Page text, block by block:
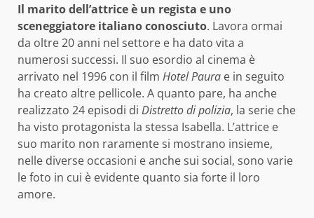
Il marito dell’attrice è un regista e uno
sceneggiatore italiano conosciuto. Lavora ormai
da oltre 20 anni nel settore e ha dato vita a
numerosi successi. Il suo esordio al cinema è
arrivato nel 1996 con il film Hotel Paura e in seguito
ha creato altre pellicole. A quanto pare, ha anche
realizzato 24 episodi di Distretto di polizia, la serie che
ha visto protagonista la stessa Isabella. L’attrice e
suo marito non raramente si mostrano insieme,
nelle diverse occasioni e anche sui social, sono varie
le foto in cui è evidente quanto sia forte il loro
amore.